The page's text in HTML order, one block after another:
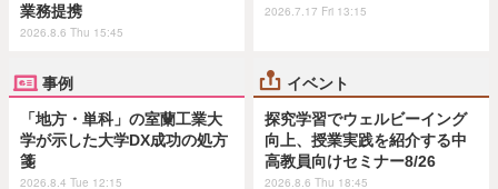
業務提携
2026.8.6 Thu 15:45
2026.7.17 Fri 13:15
事例
「地方・単科」の室蘭工業大
学が示した大学DX成功の処方
箋
2026.8.4 Tue 12:15
イベント
探究学習でウェルビーイング
向上、授業実践を紹介する中
高教員向けセミナー8/26
2026.8.6 Thu 18:45